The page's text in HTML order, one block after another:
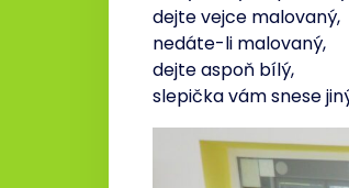
dejte vejce malovaný,
nedáte-li malovaný,
dejte aspoň bílý,
slepička vám snese